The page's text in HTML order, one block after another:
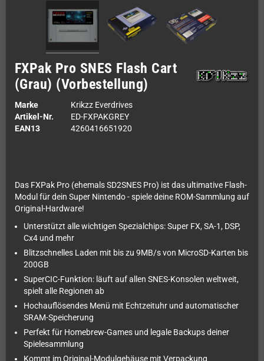
FXPak Pro SNES Flash Cart
(Grau) (Vorbestellung)
Marke
Krikzz Everdrives
Artikel-Nr.
ED-FXPAKGREY
EAN13
4260416651920
Das FXPak Pro (ehemals SD2SNES Pro) ist das ultimative Flash-
Modul für dein Super Nintendo - spiele deine ROM-Sammlung auf
Original-Hardware!
Unterstützt alle wichtigen Spezialchips: Super FX, SA-1, DSP,
Cx4 und mehr
Blitzschnelles Laden mit bis zu 9MB/s von MicroSD-Karten bis
200GB
SuperCIC-Funktion: läuft auf allen SNES-Konsolen weltweit,
spielt alle Regionen ab
Hochauflösendes Menü mit Echtzeituhr und automatischer
SRAM-Speicherung
Perfekt für Homebrew-Games und legale Backups deiner
Spielesammlung
Kommt im Original-Modulgehäuse mit Verpackung